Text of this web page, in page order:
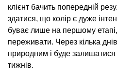
клієнт бачить попередній
здатися, що колір є дуже
буває лише на першому
переживати. Через кілька
природним і буде
тижнів.